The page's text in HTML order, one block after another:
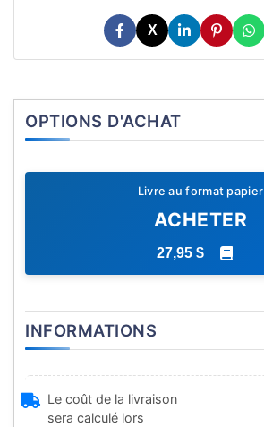
X
OPTIONS D'ACHAT
Livre au format papier
ACHETER
27,95 $
INFORMATIONS
Le coût de la livraison
sera calculé lors